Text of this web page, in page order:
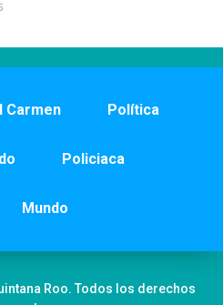
Carmen Política
Policiaca
Mundo
Roo. Todos los derechos